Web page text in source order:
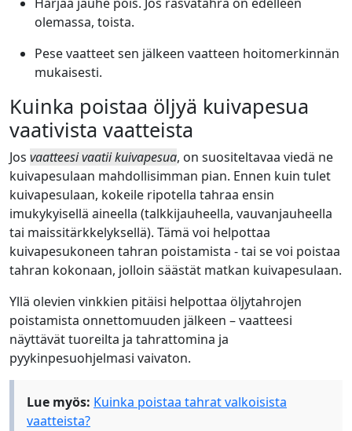
olemassa, toista.
Pese vaatteet sen jälkeen vaatteen hoitomerkinnän
mukaisesti.
Kuinka poistaa öljyä kuivapesua
vaativista vaatteista
Jos vaatteesi vaatii kuivapesua, on suositeltavaa viedä ne
kuivapesulaan mahdollisimman pian. Ennen kuin tulet
kuivapesulaan, kokeile ripotella tahraa ensin
imukykyisellä aineella (talkkijauheella, vauvanjauheella
tai maissitärkkelyksellä). Tämä voi helpottaa
kuivapesukoneen tahran poistamista - tai se voi poistaa
tahran kokonaan, jolloin säästät matkan kuivapesulaan.
Yllä olevien vinkkien pitäisi helpottaa öljytahrojen
poistamista onnettomuuden jälkeen – vaatteesi
näyttävät tuoreilta ja tahrattomina ja
pyykinpesuohjelmasi vaivaton.
Lue myös: Kuinka poistaa tahrat valkoisista
vaatteista?